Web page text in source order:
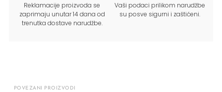
Reklamacije proizvoda se
zaprimaju unutar 14 dana od
trenutka dostave narudžbe.
Vaši podaci prilikom narudžbe
su posve sigurni i zaštićeni.
POVEZANI PROIZVODI